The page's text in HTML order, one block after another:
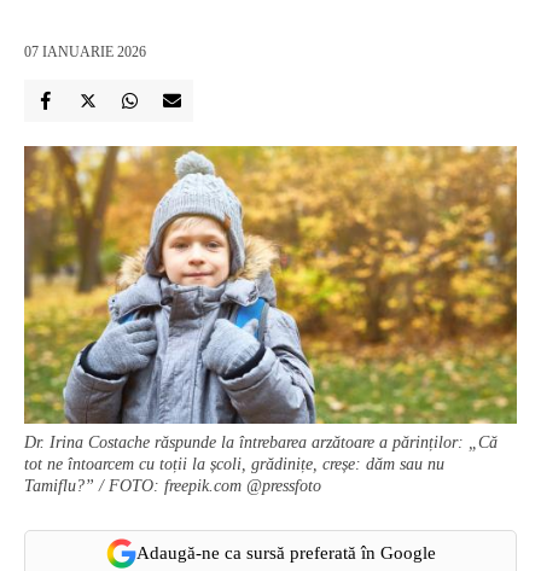
07 IANUARIE 2026
Dr. Irina Costache răspunde la întrebarea arzătoare a părinților: „Că
tot ne întoarcem cu toții la școli, grădinițe, creșe: dăm sau nu
Tamiflu?” / FOTO: freepik.com @pressfoto
Adaugă-ne ca sursă preferată în Google